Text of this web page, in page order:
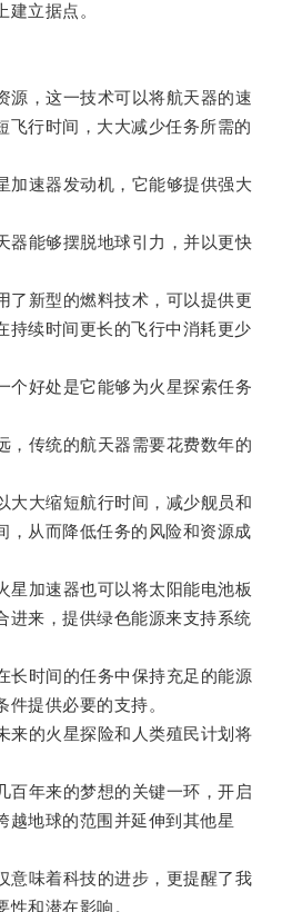
立据点。
，这一技术可以将航天器的速
飞行时间，大大减少任务所需的
速器发动机，它能够提供强大
能够摆脱地球引力，并以更快
新型的燃料技术，可以提供更
持续时间更长的飞行中消耗更少
好处是它能够为火星探索任务
传统的航天器需要花费数年的
大缩短航行时间，减少舰员和
，从而降低任务的风险和资源成
加速器也可以将太阳能电池板
进来，提供绿色能源来支持系统
时间的任务中保持充足的能源
提供必要的支持。
的火星探险和人类殖民计划将
年来的梦想的关键一环，开启
越地球的范围并延伸到其他星
味着科技的进步，更提醒了我
和潜在影响。